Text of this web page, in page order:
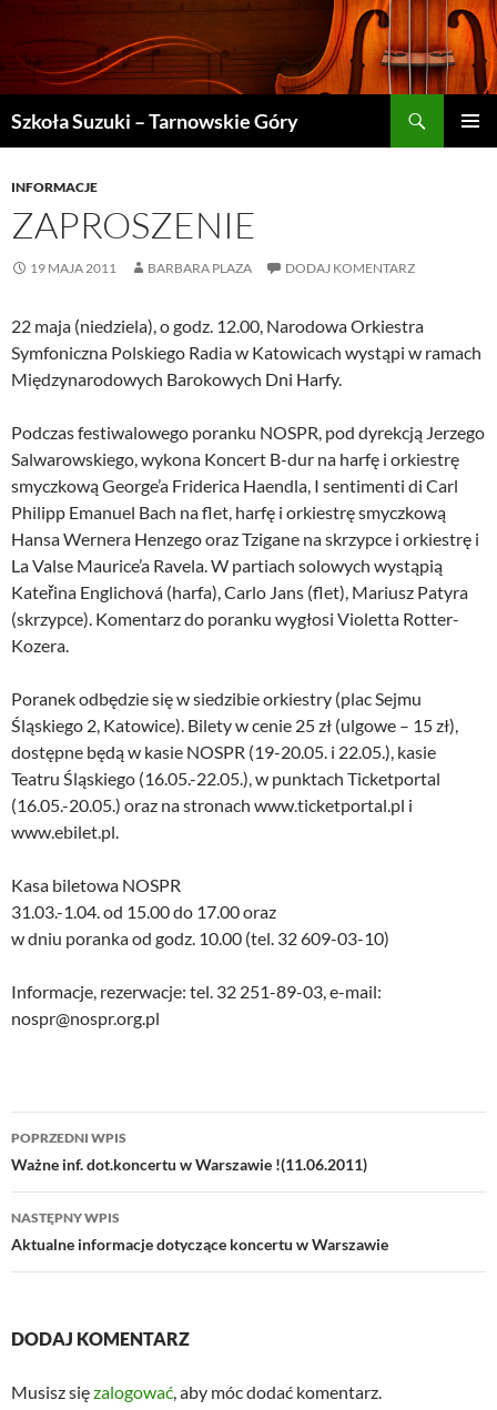
Szkoła Suzuki – Tarnowskie Góry
TREŚCI
INFORMACJE
ZAPROSZENIE
19 MAJA 2011 BARBARA PLAZA DODAJ KOMENTARZ
22 maja (niedziela), o godz. 12.00, Narodowa Orkiestra
Symfoniczna Polskiego Radia w Katowicach wystąpi w ramach
Międzynarodowych Barokowych Dni Harfy.
Podczas festiwalowego poranku NOSPR, pod dyrekcją Jerzego
Salwarowskiego, wykona Koncert B-dur na harfę i orkiestrę
smyczkową George’a Friderica Haendla, I sentimenti di Carl
Philipp Emanuel Bach na flet, harfę i orkiestrę smyczkową
Hansa Wernera Henzego oraz Tzigane na skrzypce i orkiestrę i
La Valse Maurice’a Ravela. W partiach solowych wystąpią
Kateřina Englichová (harfa), Carlo Jans (flet), Mariusz Patyra
(skrzypce). Komentarz do poranku wygłosi Violetta Rotter-
Kozera.
Poranek odbędzie się w siedzibie orkiestry (plac Sejmu
Śląskiego 2, Katowice). Bilety w cenie 25 zł (ulgowe – 15 zł),
dostępne będą w kasie NOSPR (19-20.05. i 22.05.), kasie
Teatru Śląskiego (16.05.-22.05.), w punktach Ticketportal
(16.05.-20.05.) oraz na stronach www.ticketportal.pl i
www.ebilet.pl.
Kasa biletowa NOSPR
31.03.-1.04. od 15.00 do 17.00 oraz
w dniu poranka od godz. 10.00 (tel. 32 609-03-10)
Informacje, rezerwacje: tel. 32 251-89-03, e-mail:
nospr@nospr.org.pl
Nawigacja
wpisu
POPRZEDNI WPIS
Ważne inf. dot.koncertu w Warszawie !(11.06.2011)
NASTĘPNY WPIS
Aktualne informacje dotyczące koncertu w Warszawie
DODAJ KOMENTARZ
Musisz sięzalogować, aby móc dodać komentarz.